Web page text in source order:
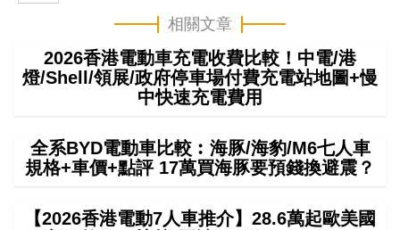
相關文章
2026香港電動車充電收費比較！中電/港
燈/Shell/領展/政府停車場付費充電站地圖+慢
中快速充電費用
全系BYD電動車比較︰海豚/海豹/M6七人車
規格+車價+點評 17萬買海豚要預錢換避震？
【2026香港電動7人車推介】28.6萬起歐美國